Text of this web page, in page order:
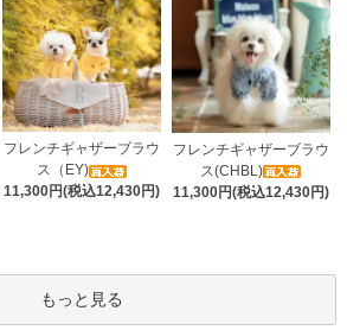
フレンチギャザーブラウ
ス（EY)
11,300円(税込12,430円)
フレンチギャザーブラウ
ス(CHBL)
11,300円(税込12,430円)
もっと見る